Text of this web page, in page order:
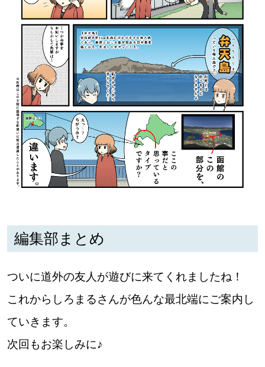
編集部まとめ
ついに道外の友人が遊びに来てくれましたね！
これからしろまるさんが色んな最北端にご案内し
ていきます。
次回もお楽しみに♪